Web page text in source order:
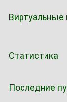
Виртуальные
Статистика
Последние